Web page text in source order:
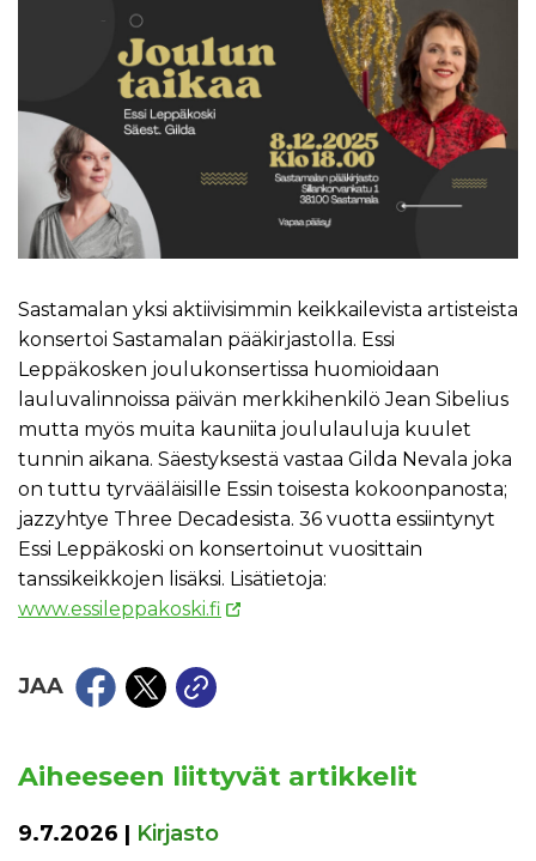
Sastamalan yksi aktiivisimmin keikkailevista artisteista
konsertoi Sastamalan pääkirjastolla. Essi
Leppäkosken joulukonsertissa huomioidaan
lauluvalinnoissa päivän merkkihenkilö Jean Sibelius
mutta myös muita kauniita joululauluja kuulet
tunnin aikana. Säestyksestä vastaa Gilda Nevala joka
on tuttu tyrvääläisille Essin toisesta kokoonpanosta;
jazzyhtye Three Decadesista. 36 vuotta essiintynyt
Essi Leppäkoski on konsertoinut vuosittain
tanssikeikkojen lisäksi. Lisätietoja:
www.essileppakoski.fi
JAA
Aiheeseen liittyvät artikkelit
9.7.2026 | Kirjasto